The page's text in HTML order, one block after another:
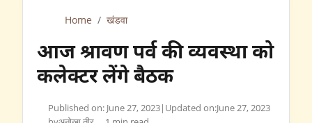
Home / खंडवा
आज श्रावण पर्व की व्यवस्था को
कलेक्टर लेंगे बैठक
Published on: June 27, 2023| Updated on:June 27, 2023